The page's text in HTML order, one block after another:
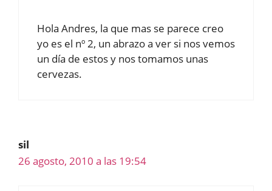
Hola Andres, la que mas se parece creo
yo es el nº 2, un abrazo a ver si nos vemos
un día de estos y nos tomamos unas
cervezas.
sil
26 agosto, 2010 a las 19:54